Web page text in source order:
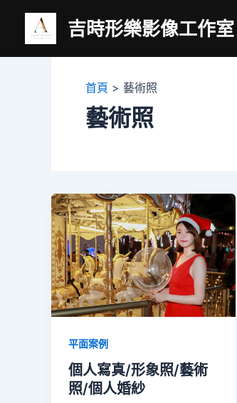
吉時形樂影像工作室
首頁 藝術照
藝術照
平面案例
個人寫真/形象照/藝術
照/個人婚紗